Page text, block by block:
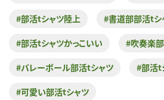
#部活tシャツ陸上 #書道部部活tシ
#部活tシャツかっこいい #吹奏楽
#バレーボール部活tシャツ #部活t
#可愛い部活tシャツ